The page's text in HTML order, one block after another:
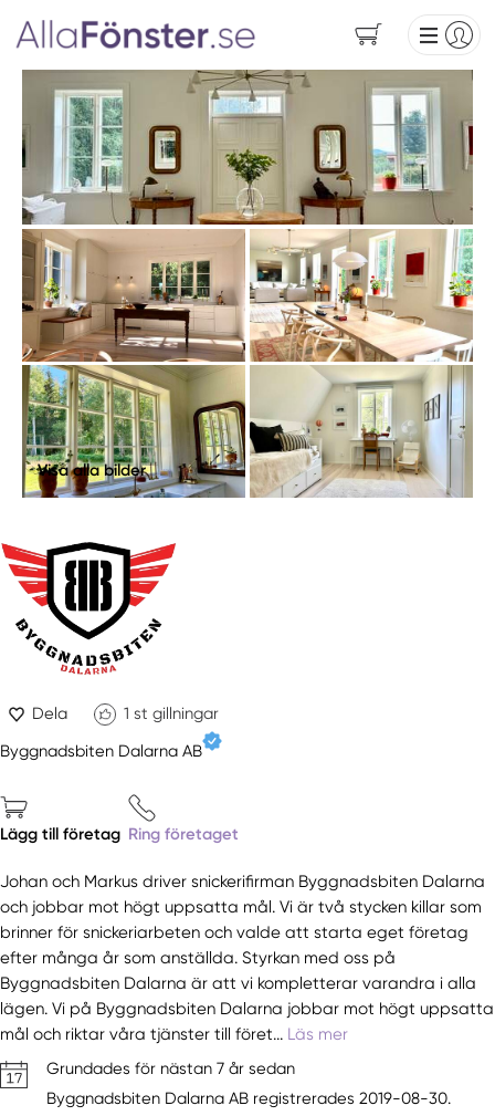
Visa alla bilder
Dela 1 st gillningar
Byggnadsbiten Dalarna AB
Lägg till företag Ring företaget
Johan och Markus driver snickerifirman Byggnadsbiten Dalarna
och jobbar mot högt uppsatta mål. Vi är två stycken killar som
brinner för snickeriarbeten och valde att starta eget företag
efter många år som anställda. Styrkan med oss på
Byggnadsbiten Dalarna är att vi kompletterar varandra i alla
lägen. Vi på Byggnadsbiten Dalarna jobbar mot högt uppsatta
mål och riktar våra tjänster till föret... Läs mer
Grundades för nästan 7 år sedan
Byggnadsbiten Dalarna AB registrerades 2019-08-30.